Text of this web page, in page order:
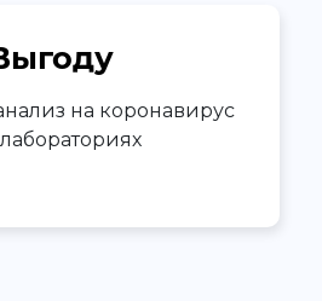
на коронавирус